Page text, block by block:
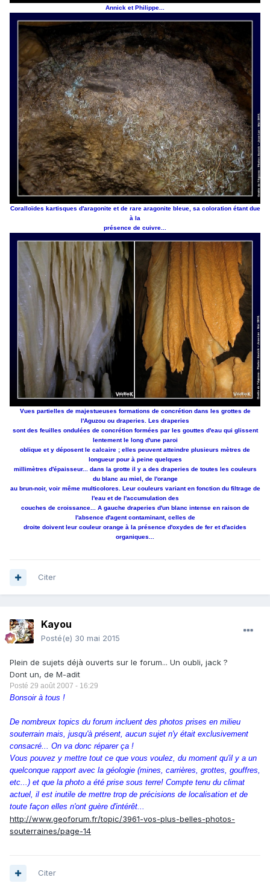
Annick et Philippe...
Coralloïdes kartisques d'aragonite et de rare aragonite bleue, sa coloration étant due
à la
présence de cuivre...
Vues partielles de majestueuses formations de concrétion dans les grottes de
l'Aguzou ou draperies. Les draperies
sont des feuilles ondulées de concrétion formées par les gouttes d'eau qui glissent
lentement le long d'une paroi
oblique et y déposent le calcaire ; elles peuvent atteindre plusieurs mètres de
longueur pour à peine quelques
millimètres d'épaisseur... dans la grotte il y a des draperies de toutes les couleurs
du blanc au miel, de l'orange
au brun-noir, voir même multicolores. Leur couleurs variant en fonction du filtrage de
l'eau et de l'accumulation des
couches de croissance... A gauche draperies d'un blanc intense en raison de
l'absence d'agent contaminant, celles de
droite doivent leur couleur orange à la présence d'oxydes de fer et d'acides
organiques...
Citer
Kayou
Posté(e) 30 mai 2015
Plein de sujets déjà ouverts sur le forum... Un oubli, jack ?
Dont un, de M-adit
Posté 29 août 2007 - 16:29
Bonsoir à tous !
De nombreux topics du forum incluent des photos prises en milieu
souterrain mais, jusqu'à présent, aucun sujet n'y était exclusivement
consacré... On va donc réparer ça !
Vous pouvez y mettre tout ce que vous voulez, du moment qu'il y a un
quelconque rapport avec la géologie (mines, carrières, grottes, gouffres,
etc...) et que la photo a été prise sous terre! Compte tenu du climat
actuel, il est inutile de mettre trop de précisions de localisation et de
toute façon elles n'ont guère d'intérêt...
http://www.geoforum.fr/topic/3961-vos-plus-belles-photos-
souterraines/page-14
Citer